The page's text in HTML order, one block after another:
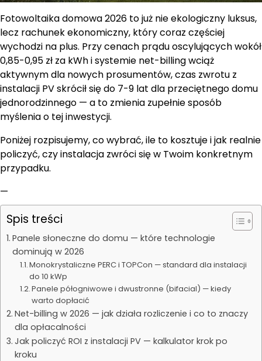
Fotowoltaika domowa 2026 to już nie ekologiczny luksus,
lecz rachunek ekonomiczny, który coraz częściej
wychodzi na plus. Przy cenach prądu oscylujących wokół
0,85-0,95 zł za kWh i systemie net-billing wciąż
aktywnym dla nowych prosumentów, czas zwrotu z
instalacji PV skrócił się do 7-9 lat dla przeciętnego domu
jednorodzinnego — a to zmienia zupełnie sposób
myślenia o tej inwestycji.
Poniżej rozpisujemy, co wybrać, ile to kosztuje i jak realnie
policzyć, czy instalacja zwróci się w Twoim konkretnym
przypadku.
—
Spis treści
Panele słoneczne do domu — które technologie
dominują w 2026
Monokrystaliczne PERC i TOPCon — standard dla instalacji
do 10 kWp
Panele półogniwowe i dwustronne (bifacial) — kiedy
warto dopłacić
Net-billing w 2026 — jak działa rozliczenie i co to znaczy
dla opłacalności
Jak policzyć ROI z instalacji PV — kalkulator krok po
kroku